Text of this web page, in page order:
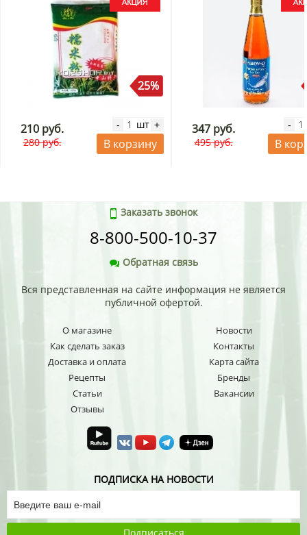
25%
210 руб.
280 руб.
- шт +
В корзину
347 руб.
495 руб.
-
В
Заказать звонок
8-800-500-10-37
Обратная связь
Вся представленная на сайте информация не является
публичной офертой.
О магазине
Как сделать заказ
Доставка и оплата
Рецепты
Статьи
Отзывы
Новости
Контакты
Карта сайта
Бренды
Вакансии
ПОДПИСКА НА НОВОСТИ